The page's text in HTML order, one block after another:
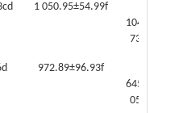
1 050.95±54.99f
104.89±1
732.23f
972.89±96.93f
645.91±3
053.29f